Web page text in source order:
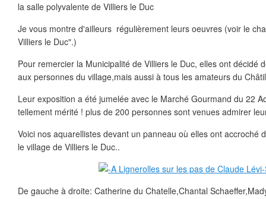
la salle polyvalente de Villiers le Duc
Je vous montre d'ailleurs régulièrement leurs oeuvres (voir le
Villiers le Duc".)
Pour remercier la Municipalité de Villiers le Duc, elles ont décidé
aux personnes du village,mais aussi à tous les amateurs du
Leur exposition a été jumelée avec le Marché Gourmand du 22
tellement mérité ! plus de 200 personnes sont venues admirer
Voici nos aquarellistes devant un panneau où elles ont accroché
le village de Villiers le Duc..
De gauche à droite: Catherine du Chatelle,Chantal